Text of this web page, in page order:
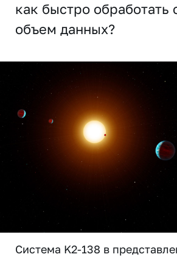
как быстро обработать
объем данных?
Система K2-138 в